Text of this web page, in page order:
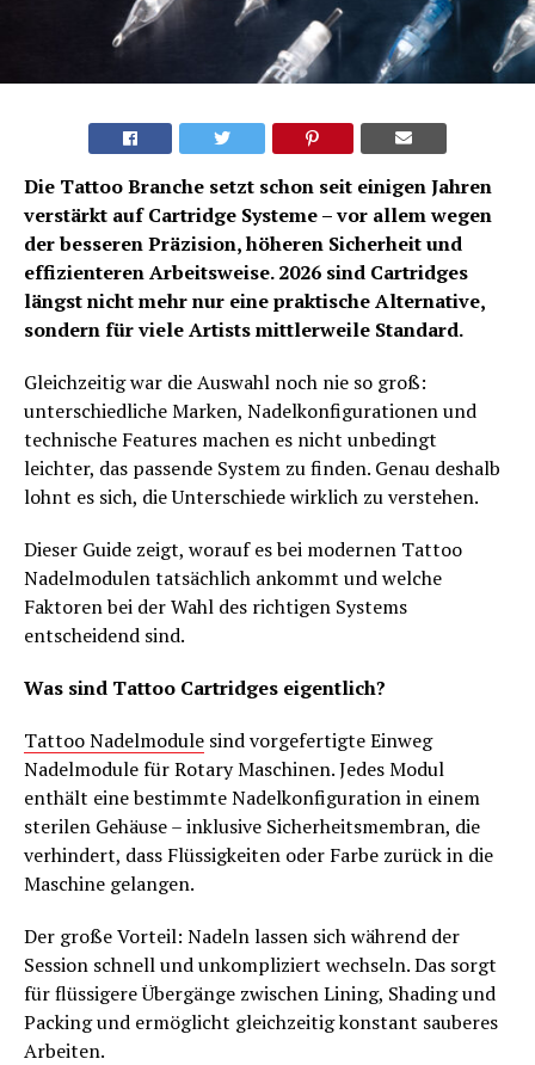
Die Tattoo Branche setzt schon seit einigen Jahren
verstärkt auf Cartridge Systeme – vor allem wegen
der besseren Präzision, höheren Sicherheit und
effizienteren Arbeitsweise. 2026 sind Cartridges
längst nicht mehr nur eine praktische Alternative,
sondern für viele Artists mittlerweile Standard.
Gleichzeitig war die Auswahl noch nie so groß:
unterschiedliche Marken, Nadelkonfigurationen und
technische Features machen es nicht unbedingt
leichter, das passende System zu finden. Genau deshalb
lohnt es sich, die Unterschiede wirklich zu verstehen.
Dieser Guide zeigt, worauf es bei modernen Tattoo
Nadelmodulen tatsächlich ankommt und welche
Faktoren bei der Wahl des richtigen Systems
entscheidend sind.
Was sind Tattoo Cartridges eigentlich?
Tattoo Nadelmodule sind vorgefertigte Einweg
Nadelmodule für Rotary Maschinen. Jedes Modul
enthält eine bestimmte Nadelkonfiguration in einem
sterilen Gehäuse – inklusive Sicherheitsmembran, die
verhindert, dass Flüssigkeiten oder Farbe zurück in die
Maschine gelangen.
Der große Vorteil: Nadeln lassen sich während der
Session schnell und unkompliziert wechseln. Das sorgt
für flüssigere Übergänge zwischen Lining, Shading und
Packing und ermöglicht gleichzeitig konstant sauberes
Arbeiten.